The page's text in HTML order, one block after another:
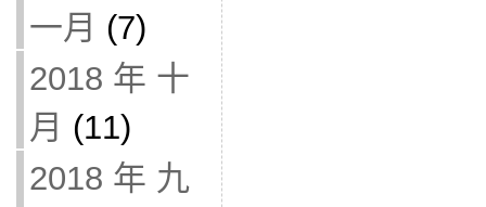
一月 (7)
2018 年 十
月 (11)
2018 年 九